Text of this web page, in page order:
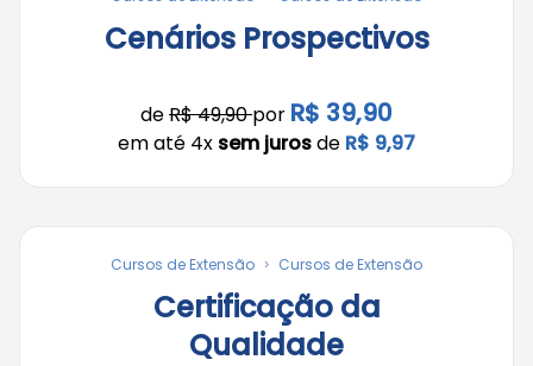
Cenários Prospectivos
deR$ 49,90por R$ 39,90
em até 4x sem jurosde R$ 9,97
Cursos de Extensão Cursos de Extensão
Certificação da
Qualidade